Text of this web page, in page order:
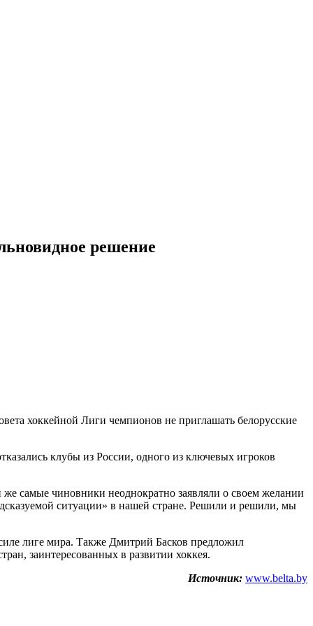
решение
хоккейной Лиги чемпионов не приглашать белорусские
клубы из России, одного из ключевых игроков
самые чиновники неоднократно заявляли о своем желании
ситуации» в нашей стране. Решили и решили, мы
лиге мира. Также Дмитрий Басков предложил
заинтересованных в развитии хоккея.
Источник: www.belta.by